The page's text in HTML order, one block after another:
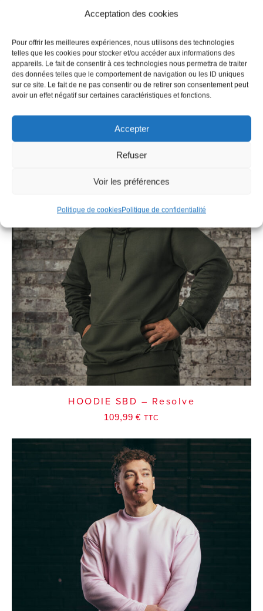
Acceptation des cookies
Pour offrir les meilleures expériences, nous utilisons des technologies
telles que les cookies pour stocker et/ou accéder aux informations des
appareils. Le fait de consentir à ces technologies nous permettra de traiter
des données telles que le comportement de navigation ou les ID uniques
sur ce site. Le fait de ne pas consentir ou de retirer son consentement peut
avoir un effet négatif sur certaines caractéristiques et fonctions.
Accepter
Refuser
Voir les préférences
Politique de cookiesPolitique de confidentialité
109,99€ TTC
HOODIE SBD – Resolve
109,99€ TTC